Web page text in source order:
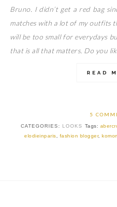
Bruno. I didn’t get a red bag
matches with a lot of my outfits
will be too small for everydays
that is all that matters. Do you
READ
5
CATEGORIES: LOOKS Tags:
elodieinparis
fashion blogger,